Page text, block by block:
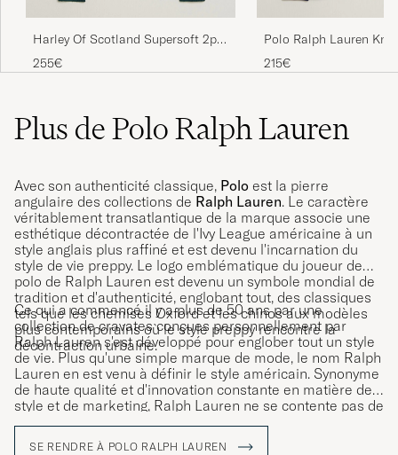
Harley Of Scotland Supersoft 2ply
Lambswool Rugby Green/Red
255€
Polo Ralph Lauren
Pullover Newport Navy
215€
Plus de Polo Ralph Lauren
Avec son authenticité classique, Polo est la pierre
angulaire des collections de Ralph Lauren. Le caractère
véritablement transatlantique de la marque associe une
esthétique décontractée de l'Ivy League américaine à un
style anglais plus raffiné et est devenu l'incarnation du
style de vie preppy. Le logo emblématique du joueur de
polo de Ralph Lauren est devenu un symbole mondial de
tradition et d'authenticité, englobant tout, des classiques
tels que les chemises Oxford et les chinos aux modèles
plus contemporains où le style preppy rencontre la
décontraction urbaine.
Ce qui a commencé il y a plus de 50 ans par une
collection de cravates conçues personnellement par
Ralph Lauren s'est développé pour englober tout un style
de vie. Plus qu'une simple marque de mode, le nom Ralph
Lauren en est venu à définir le style américain. Synonyme
de haute qualité et d'innovation constante en matière de
style et de marketing, Ralph Lauren ne se contente pas de
vendre des vêtements et des accessoires ; il vend un style
de vie qui reflète le rêve américain.
SE RENDRE À POLO RALPH LAUREN